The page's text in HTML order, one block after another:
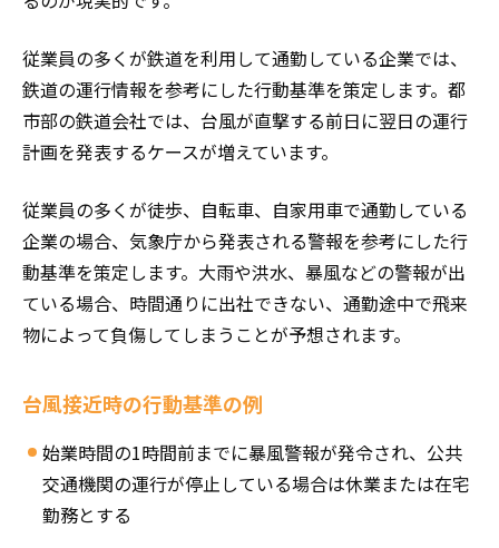
従業員の多くが鉄道を利用して通勤している企業では、
鉄道の運行情報を参考にした行動基準を策定します。都
市部の鉄道会社では、台風が直撃する前日に翌日の運行
計画を発表するケースが増えています。
従業員の多くが徒歩、自転車、自家用車で通勤している
企業の場合、気象庁から発表される警報を参考にした行
動基準を策定します。大雨や洪水、暴風などの警報が出
ている場合、時間通りに出社できない、通勤途中で飛来
物によって負傷してしまうことが予想されます。
台風接近時の行動基準の例
始業時間の1時間前までに暴風警報が発令され、公共
交通機関の運行が停止している場合は休業または在宅
勤務とする